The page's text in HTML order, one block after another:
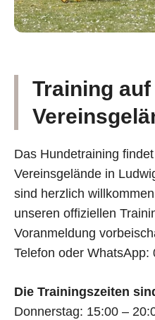
Training auf
Das Hundetraining
Vereinsgelände in
sind herzlich
unseren offiziellen
Voranmeldung
Telefon oder WhatsApp:
Die Trainingszeiten
Donnerstag: 15:00 –